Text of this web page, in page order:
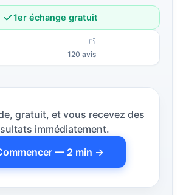
1er échange gratuit
120 avis
gratuit, et vous recevez des
immédiatement.
— 2 min →